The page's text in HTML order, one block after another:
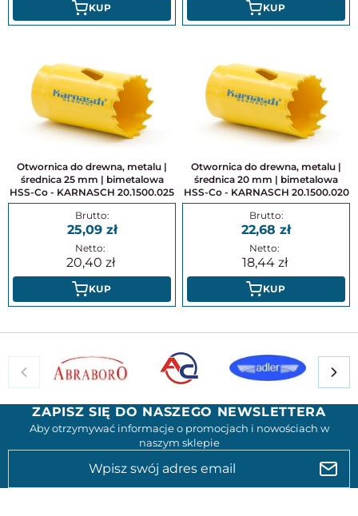
KUP KUP
Otwornica do drewna, metalu |
średnica 25 mm | bimetalowa
HSS-Co - KARNASCH 20.1500.025
25,09
20,40
KUP
Otwornica do drewna, metalu |
średnica 20 mm | bimetalowa
HSS-Co - KARNASCH 20.1500.020
22,68
18,44
KUP
ZAPISZ SIĘ DO NASZEGO NEWSLETTERA
Aby otrzymywać informacje o promocjach i nowościach w
naszym sklepie